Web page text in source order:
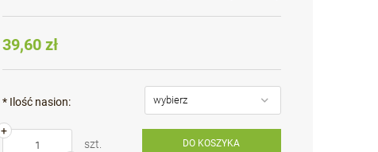
Cena nie zawiera ewentualnych kosztów
39,60 zł
* Ilość nasion:
+
szt.
DO KOSZYKA